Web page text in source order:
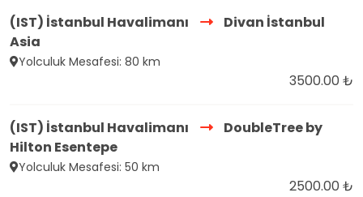
(IST) İstanbul Havalimanı
Divan İstanbul
Asia
Yolculuk Mesafesi: 80 km
3500.00 ₺
(IST) İstanbul Havalimanı
DoubleTree by
Hilton Esentepe
Yolculuk Mesafesi: 50 km
2500.00 ₺